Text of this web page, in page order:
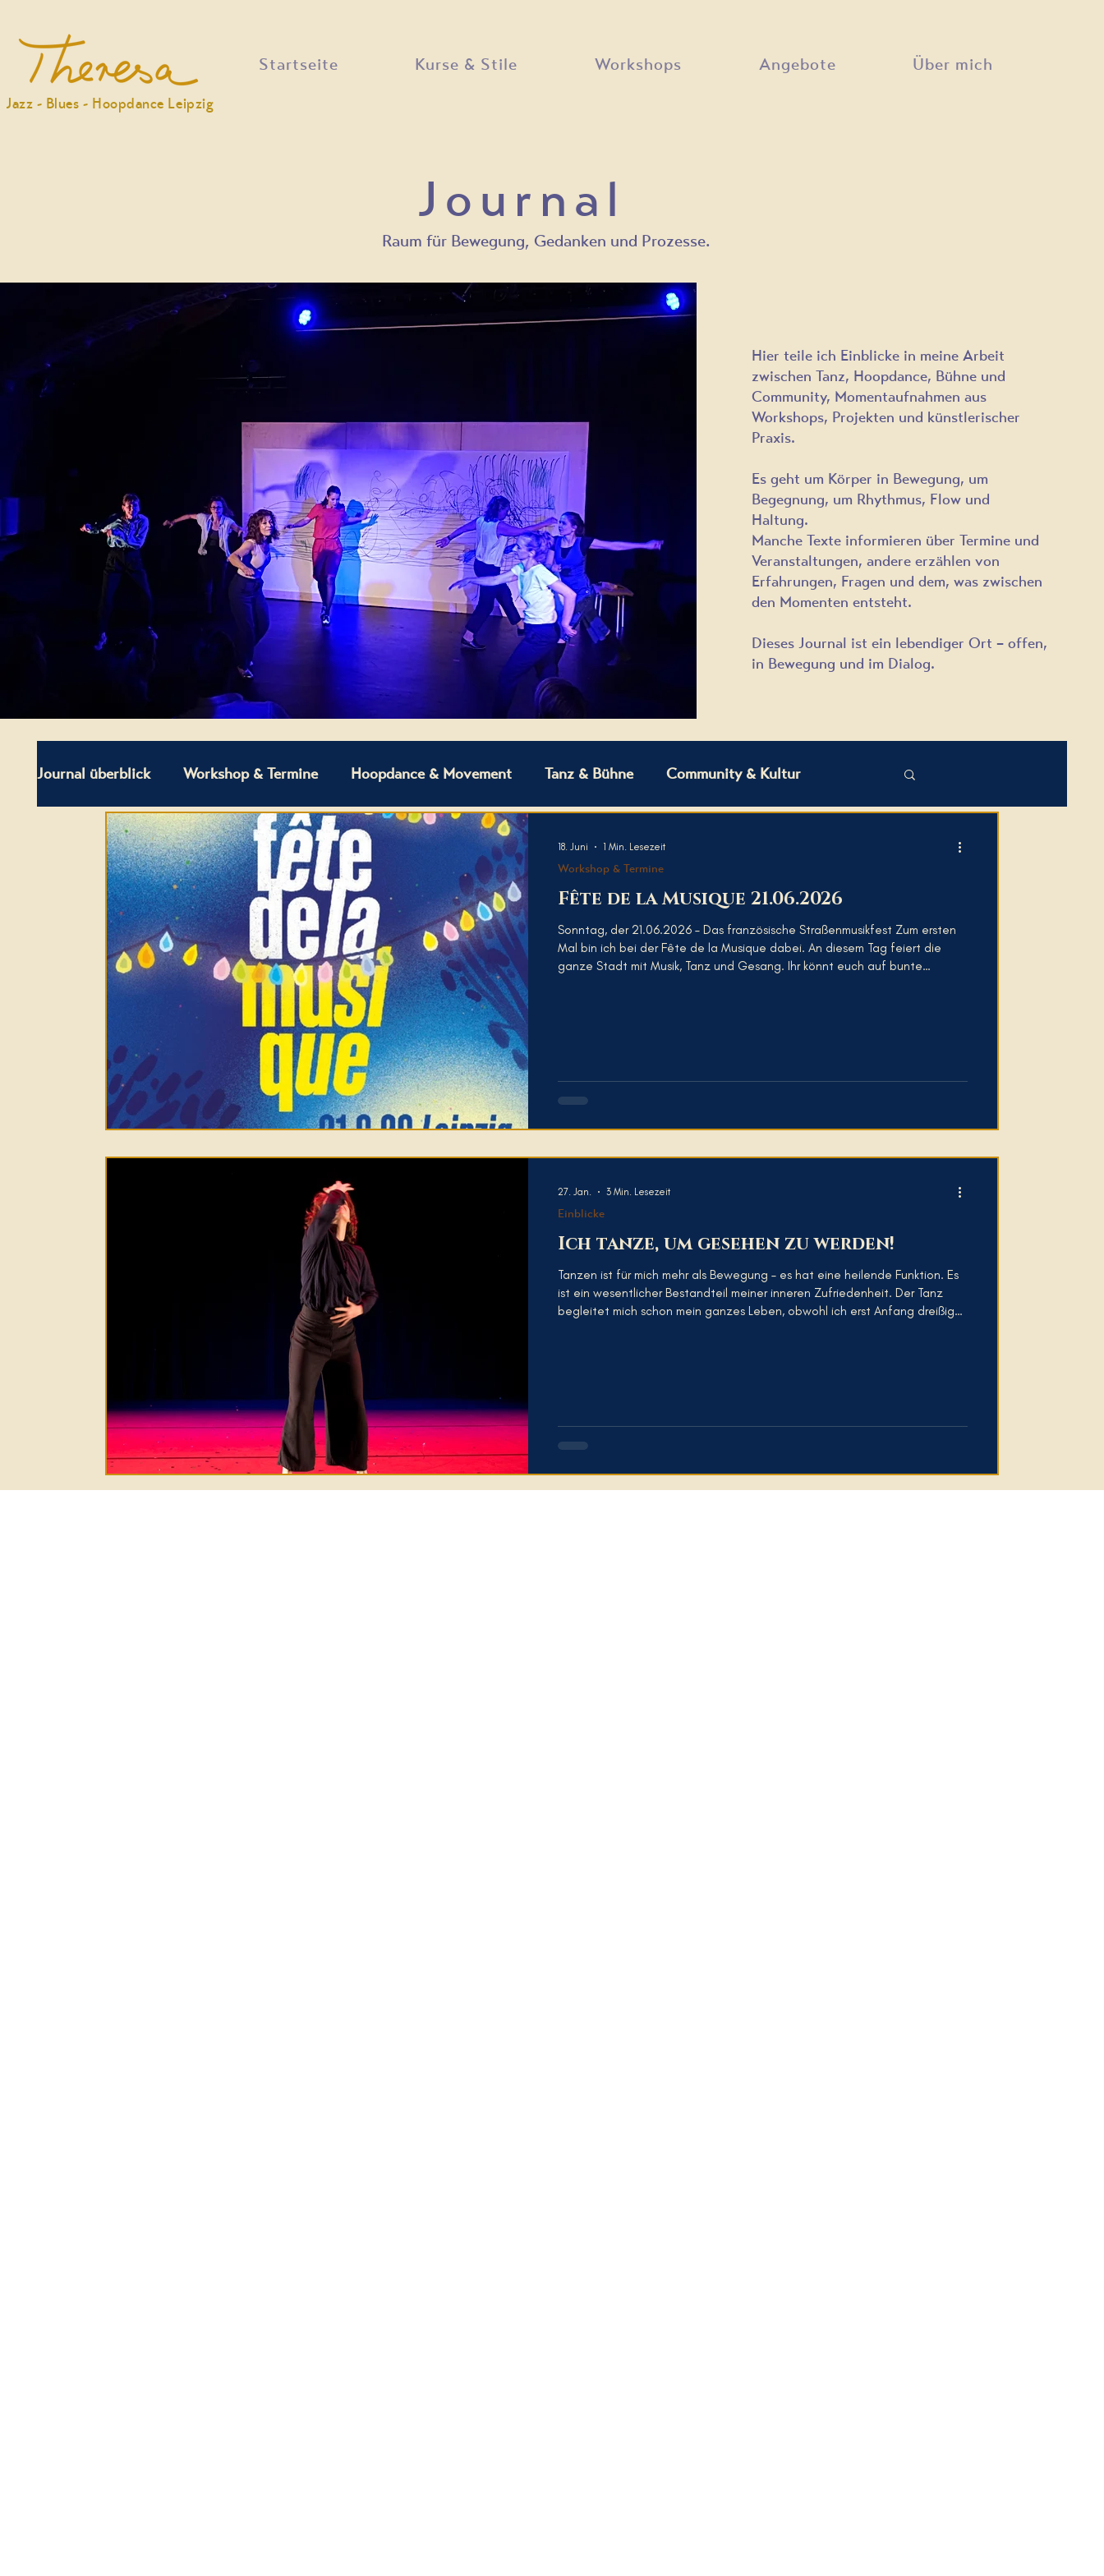
Startseite Kurse & Stile Workshops Angebote Über mich
Jazz - Blues - Hoopdance Leipzig
Journal
Raum für Bewegung, Gedanken und Prozesse.
Hier teile ich Einblicke in meine Arbeit
zwischen Tanz, Hoopdance, Bühne und
Community, Momentaufnahmen aus
Workshops, Projekten und künstlerischer
Praxis.
Es geht um Körper in Bewegung, um
Begegnung, um Rhythmus, Flow und
Haltung.
Manche Texte informieren über Termine und
Veranstaltungen, andere erzählen von
Erfahrungen, Fragen und dem, was zwischen
den Momenten entsteht.
Dieses Journal ist ein lebendiger Ort – offen,
in Bewegung und im Dialog.
Journal überblick Workshop & Termine Hoopdance & Movement Tanz & Bühne Community & Kultur
Einblicke
Fête de la Musique 21.06.2026
Sonntag, der 21.06.2026 – Das französische Straßenmusikfest Zum ersten
Mal bin ich bei der Fête de la Musique dabei. An diesem Tag feiert die
ganze Stadt mit Musik, Tanz und Gesang. Ihr könnt euch auf bunte
Workshop & Termine
18. Juni 1 Min. Lesezeit
Ich tanze, um gesehen zu werden!
Tanzen ist für mich mehr als Bewegung – es hat eine heilende Funktion. Es
ist ein wesentlicher Bestandteil meiner inneren Zufriedenheit. Der Tanz
begleitet mich schon mein ganzes Leben, obwohl ich erst Anfang dreißig
Einblicke
27. Jan. 3 Min. Lesezeit